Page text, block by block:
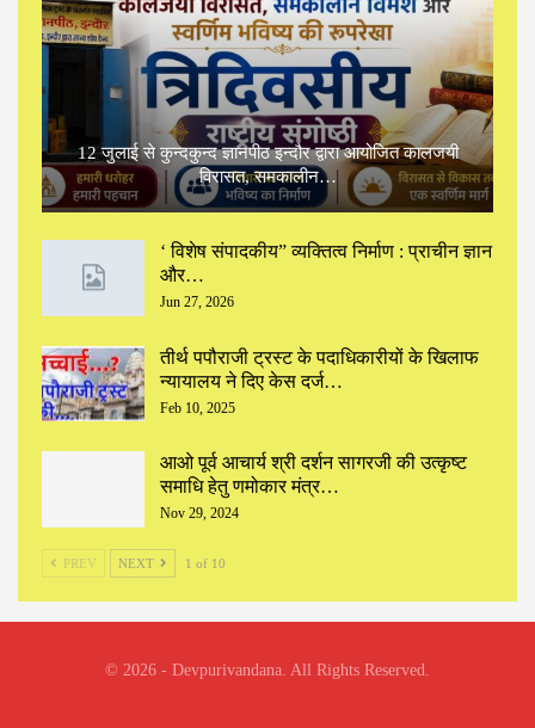
12 जुलाई से कुन्दकुन्द ज्ञानपीठ इन्दौर द्वारा आयोजित कालजयी
विरासत, समकालीन…
‘ विशेष संपादकीय” ‌व्यक्तित्व निर्माण : प्राचीन ज्ञान
और…
Jun 27, 2026
तीर्थ पपौराजी ट्रस्ट के पदाधिकारीयों के खिलाफ
न्यायालय ने दिए केस दर्ज…
Feb 10, 2025
आओ पूर्व आचार्य श्री दर्शन सागरजी की उत्कृष्ट
समाधि हेतु णमोकार मंत्र…
Nov 29, 2024
PREV NEXT 1 of 10
© 2026 - Devpurivandana. All Rights Reserved.